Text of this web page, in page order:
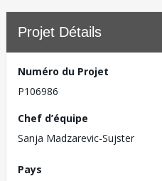
Projet Détails
Numéro du Projet
P106986
Chef d’équipe
Sanja Madzarevic-Sujster
Pays